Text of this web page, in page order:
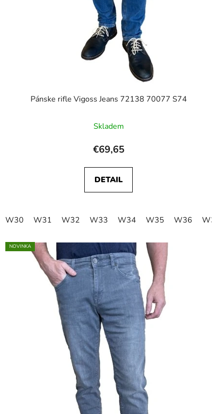
Pánske rifle Vigoss Jeans 72138 70077 S74
Skladem
€69,65
DETAIL
W30 W31 W32 W33 W34 W35 W36
NOVINKA